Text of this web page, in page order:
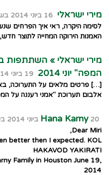
מירי ישראלי 16 ביוני 2014 בשעה 19:21
לסימה היקרה, ראי איך הפרחים
האמנות הירוקה המחייה לתוצר
מירי ישראלי » השתתפות
המפה" יוני 2014
19 ביוני 2014 בשעה 20:55
[…] פרטים מלאים על התערוכה,
אלבום תערוכת "אמני רעננה על
Hana Karny 20 ביוני 2014 בשעה 6:35
Dear Miri,
better then I expected. KOL
HAKAVOD YAKIRATI
Family in Houston June 19,
2014